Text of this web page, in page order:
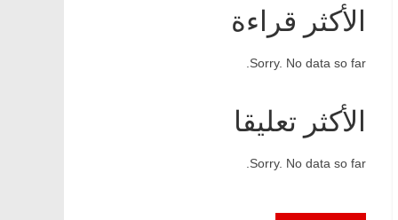
الأكثر قراءة
Sorry. No data so far.
الأكثر تعليقا
Sorry. No data so far.